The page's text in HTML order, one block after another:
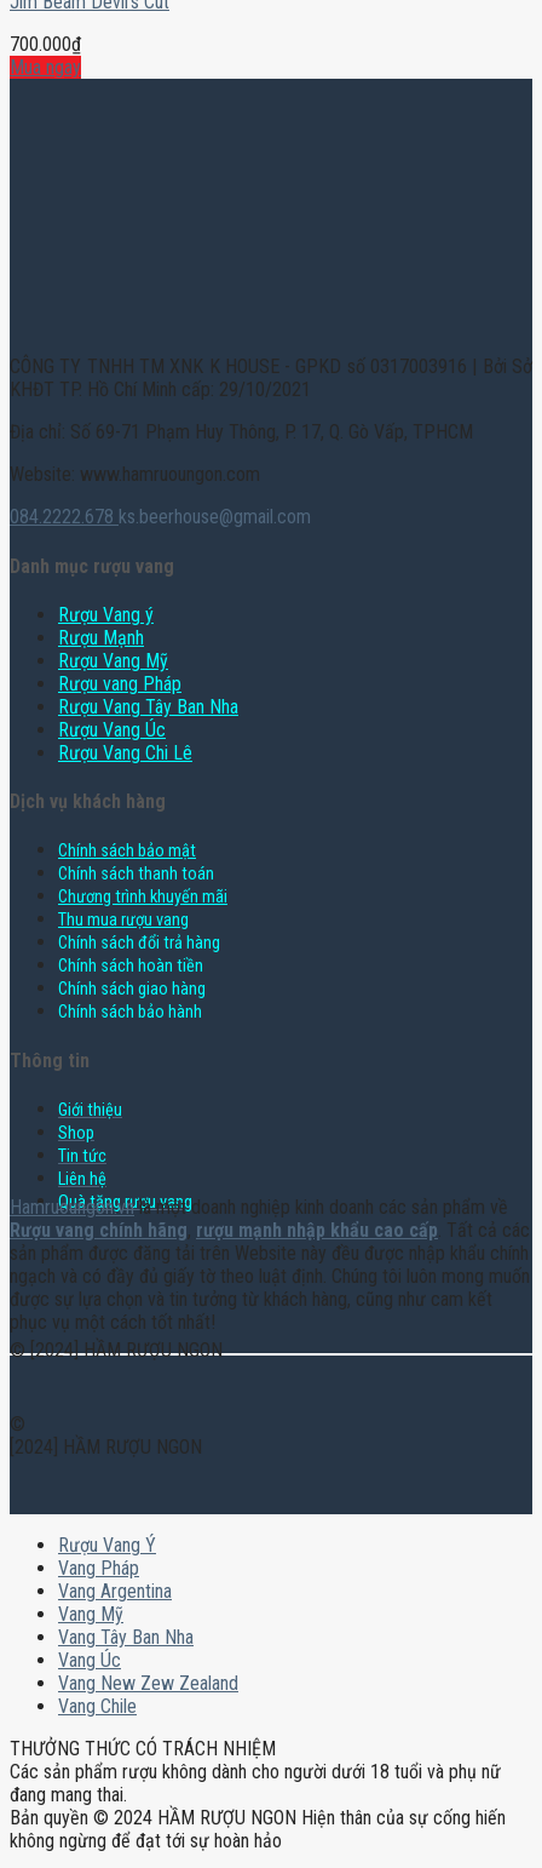
700.000₫
Mua ngay
CÔNG TY TNHH TM XNK K HOUSE - GPKD số 0317003916 | Bởi Sở
KHĐT TP. Hồ Chí Minh cấp: 29/10/2021
Địa chỉ: Số 69-71 Phạm Huy Thông, P. 17, Q. Gò Vấp, TPHCM
Website: www.hamruoungon.com
084.2222.678 ks.beerhouse@gmail.com
Danh mục rượu vang
Rượu Vang ý
Rượu Mạnh
Rượu Vang Mỹ
Rượu vang Pháp
Rượu Vang Tây Ban Nha
Rượu Vang Úc
Rượu Vang Chi Lê
Dịch vụ khách hàng
Chính sách bảo mật
Chính sách thanh toán
Chương trình khuyến mãi
Thu mua rượu vang
Chính sách đổi trả hàng
Chính sách hoàn tiền
Chính sách giao hàng
Chính sách bảo hành
Thông tin
Giới thiệu
Shop
Tin tức
Liên hệ
Quà tặng rượu vang
Hamruoungon.vnlà một doanh nghiệp kinh doanh các sản phẩm về
Rượu vang chính hãng, rượu mạnh nhập khẩu cao cấp. Tất cả các
sản phẩm được đăng tải trên Website này đều được nhập khẩu chính
ngạch và có đầy đủ giấy tờ theo luật định. Chúng tôi luôn mong muốn
được sự lựa chọn và tin tưởng từ khách hàng, cũng như cam kết
phục vụ một cách tốt nhất!
© [2024] HẦM RƯỢU NGON
©
[2024] HẦM RƯỢU NGON
Rượu Vang Ý
Vang Pháp
Vang Argentina
Vang Mỹ
Vang Tây Ban Nha
Vang Úc
Vang New Zew Zealand
Vang Chile
THƯỞNG THỨC CÓ TRÁCH NHIỆM
Các sản phẩm rượu không dành cho người dưới 18 tuổi và phụ nữ
đang mang thai.
Bản quyền © 2024 HẦM RƯỢU NGON Hiện thân của sự cống hiến
không ngừng để đạt tới sự hoàn hảo